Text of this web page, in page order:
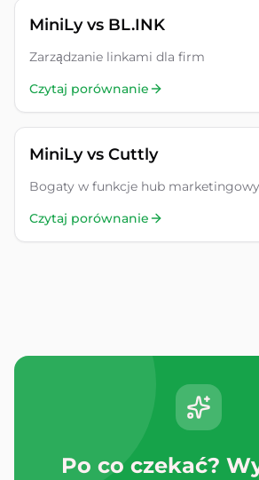
MiniLy vs BL.INK
Zarządzanie linkami dla firm
Czytaj porównanie
MiniLy vs Cuttly
Bogaty w funkcje hub
Czytaj porównanie
Po co czekać?